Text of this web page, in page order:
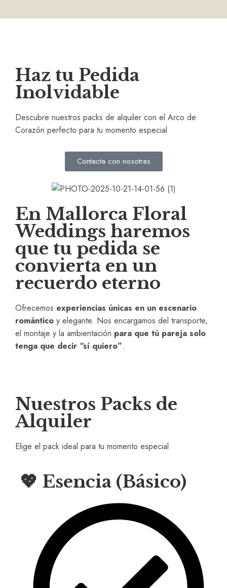
Haz tu Pedida
Inolvidable
Descubre nuestros packs de alquiler con el Arco de
Corazón perfecto para tu momento especial
Contacta con nosotras
En Mallorca Floral
Weddings haremos
que tu pedida se
convierta en un
recuerdo eterno
Ofrecemos experiencias únicas en un escenario
romántico y elegante. Nos encargamos del transporte,
el montaje y la ambientación para que tú pareja solo
tenga que decir “sí quiero”.
Nuestros Packs de
Alquiler
Elige el pack ideal para tu momento especial
💖 Esencia (Básico)